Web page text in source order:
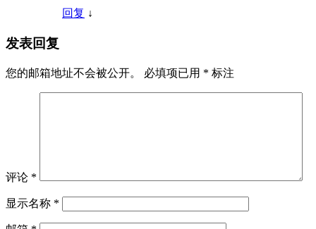
回复 ↓
发表回复
您的邮箱地址不会被公开。 必填项已用 * 标注
评论 *
显示名称 *